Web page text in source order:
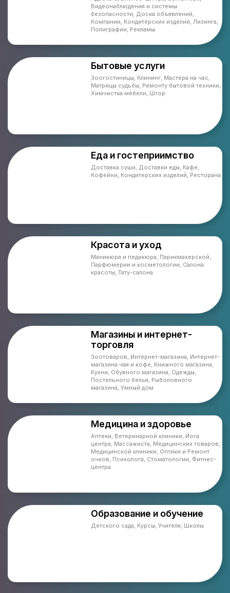
Видеонаблюдения и системы
безопасности, Доска объявлений,
Компании, Кондитерских изделий, Лизинга,
Полиграфии, Рекламы
Бытовые услуги
Зоогостиницы, Клининг, Мастера на час,
Матрицы судьбы, Ремонту бытовой техники,
Химчистка мебели, Штор
Еда и гостеприимство
Доставка суши, Доставки еды, Кафе,
Кофейни, Кондитерских изделий, Ресторана
Красота и уход
Маникюра и педикюра, Парикмахерской,
Парфюмерии и косметологии, Салона
красоты, Тату-салона
Магазины и интернет-
торговля
Зоотоваров, Интернет-магазина, Интернет-
магазина чая и кофе, Книжного магазина,
Кухни, Обувного магазина, Одежды,
Постельного белья, Рыболовного
магазина, Умный дом
Медицина и здоровье
Аптеки, Ветеринарной клиники, Йога
центра, Массажиста, Медицинских товаров,
Медицинской клиники, Оптики и Ремонт
очков, Психолога, Стоматологии, Фитнес-
центра
Образование и обучение
Детского сада, Курсы, Учителя, Школы